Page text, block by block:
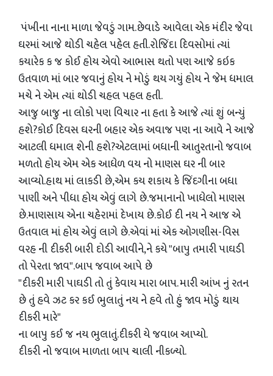
પંખીના નાના માળા જેવડું ગામ.છેવાડે આવેલા એક મંદીર જેવા
ઘરમાં આજે થોડી ચહેલ પહેલ હતી.રોજિંદા દિવસોમાં ત્યાં
કયારેક ક જ કોઈ હોય એવો આભાસ થતો પણ આજે કઇક
ઉતવાળ માં બાર જવાનું હોય ને મોડું થય ગયું હોય ને જેમ ધમાલ
મચે ને એમ ત્યાં થોડી ચહલ પહલ હતી.
આજુ બાજુ ના લોકો પણ વિચાર ના હતા કે આજે ત્યાં શું બન્યું
હશે?કોઈ દિવસ ઘરની બહાર એક અવાજ પણ ના આવે ને આજે
આટલી ધમાલ શેની હશે?એટલામાં બધાની આતુરતાનો જવાબ
મળતો હોય એમ એક આધેળ વય નો માણસ ઘર ની બાર
આવ્યો.હાથ માં લાકડી છે,એમ કય શકાય કે જિંદગીના બધા
પાણી અને પીધા હોય એવું લાગે છે.જમાનાનો ખાધેલો માણસ
છે.માણસાય એના ચહેરામાં દેખાય છે.કોઈ દી નય ને આજ એ
ઉતવાલ માં હોય એવું લાગે છે.એવાં માં એક ઓગણીસ-વિસ
વરહ ની દીકરી બારી દોડી આવીને,ને કયે "બાપુ તમારી પાઘડી
તો પેરતા જાવ".બાપ જવાબ આપે છે
"દીકરી મારી પાઘડી તો તું કેવાય મારા બાપ. મારી આંખ નું રતન
છે તું હવે ઝટ કર કઈ ભુલાતું નય ને હવે તો હું જાવ મોડું થાય
દીકરી મારે"
ના બાપુ કઈ જ નય ભુલાતું.દીકરી યે જવાબ આપ્યો.
દીકરી નો જવાબ માળતા બાપ ચાલી નીકળ્યો.